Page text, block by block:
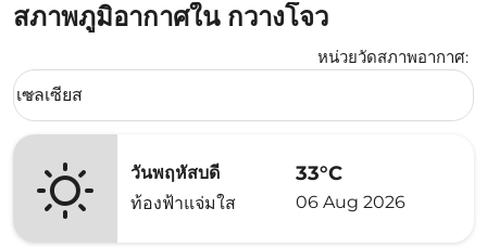
สภาพภูมิอากาศใน กวางโจว
หน่วยวัดสภาพอากาศ:
Weather unit option เซลเซียส Selected
เซลเซียส
keyboard_arrow_down
วันพฤหัสบดี
ท้องฟ้าแจ่มใส
33°C
06 Aug 2026